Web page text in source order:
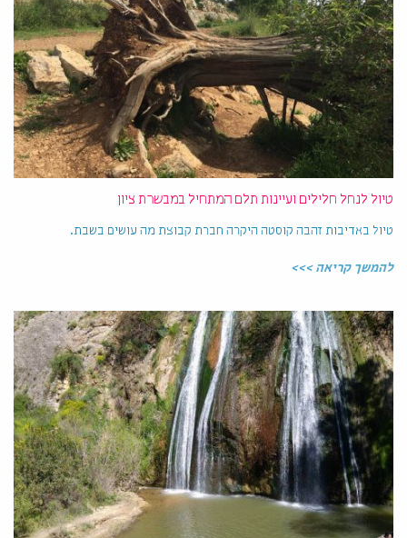
טיול לנחל חלילים ועיינות תלם המתחיל במבשרת ציון
טיול באדיבות זהבה קוסטה היקרה חברת קבוצת מה עושים בשבת.
להמשך קריאה >>>